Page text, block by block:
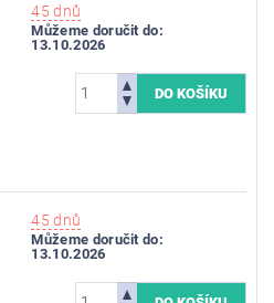
45 dnů
Můžeme doručit do:
13.10.2026
45 dnů
Můžeme doručit do:
13.10.2026